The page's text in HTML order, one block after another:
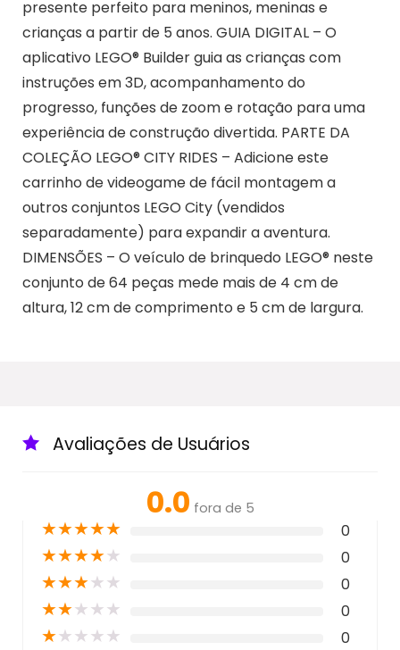
presente perfeito para meninos, meninas e
crianças a partir de 5 anos. GUIA DIGITAL – O
aplicativo LEGO® Builder guia as crianças com
instruções em 3D, acompanhamento do
progresso, funções de zoom e rotação para uma
experiência de construção divertida. PARTE DA
COLEÇÃO LEGO® CITY RIDES – Adicione este
carrinho de videogame de fácil montagem a
outros conjuntos LEGO City (vendidos
separadamente) para expandir a aventura.
DIMENSÕES – O veículo de brinquedo LEGO® neste
conjunto de 64 peças mede mais de 4 cm de
altura, 12 cm de comprimento e 5 cm de largura.
Avaliações de Usuários
0.0 fora de 5
★★★★★ 0
★★★★★ 0
★★★★★ 0
★★★★★ 0
★★★★★ 0